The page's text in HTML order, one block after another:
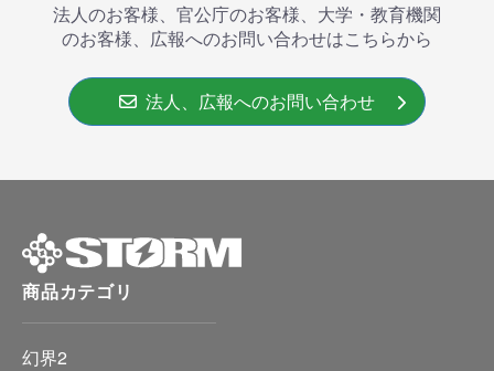
法人のお客様、官公庁のお客様、大学・教育機関
のお客様、広報へのお問い合わせはこちらから
法人、広報へのお問い合わせ
商品カテゴリ
幻界2